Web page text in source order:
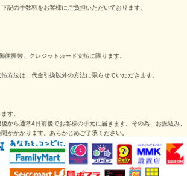
記の手数料をお客様にご負担いただいております。
振替、クレジットカード支払に限ります。
方法は、代金引換以外の方法に限らせていただきます。
す。
から通常4日前後でお客様の手元に届きます。その為、お振込み、
がかかります。あらかじめご了承ください。